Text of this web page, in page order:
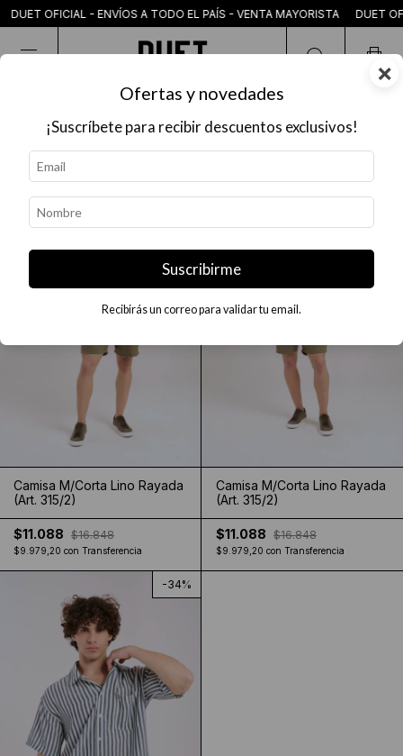
CAMISA MANGA CORTA
CAMISA MANGA CORTA
Camisa M/Corta Lino Rayada
(Art. 315/2)
$11.088 $16.848
$9.979,20 con Transferencia
34
Camisa M/Corta Lino Rayada
(Art. 315/2)
$11.088 $16.848
$9.979,20 con Transferencia
-34%
- ENVÍOS A TODO EL PAÍS - VENTA MAYORISTA
×
Ofertas y novedades
¡Suscríbete para recibir descuentos exclusivos!
Suscribirme
Recibirás un correo para validar tu email.